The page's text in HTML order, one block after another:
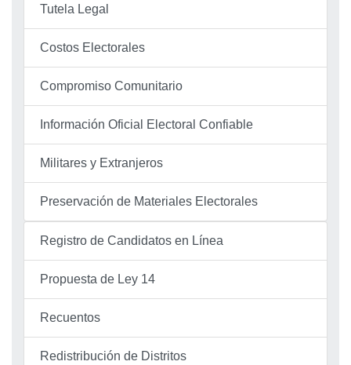
Tutela Legal
Costos Electorales
Compromiso Comunitario
Información Oficial Electoral Confiable
Militares y Extranjeros
Preservación de Materiales Electorales
Registro de Candidatos en Línea
Propuesta de Ley 14
Recuentos
Redistribución de Distritos